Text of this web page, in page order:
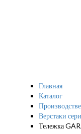
Главная
Каталог
Верстаки
Тележка